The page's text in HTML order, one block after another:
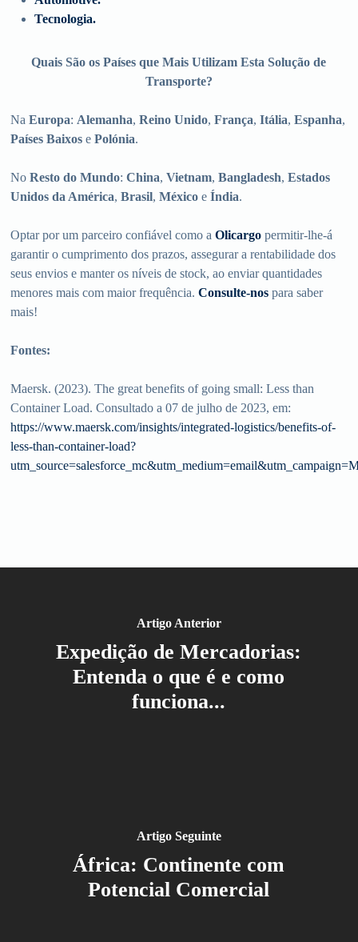
Tecnologia.
Quais São os Países que Mais Utilizam Esta Solução de
Transporte?
NaEuropa: Alemanha,Reino Unido,França, Itália, Espanha,
Países Baixos ePolónia.
NoResto do Mundo:China,Vietnam,Bangladesh,Estados
Unidos da América,Brasil,MéxicoeÍndia.
Optar por um parceiro confiável como aOlicargo permitir-lhe-á
garantir o cumprimento dos prazos, assegurar a rentabilidade dos
seus envios e manter os níveis de stock, ao enviar quantidades
menores mais com maior frequência.Consulte-nos para saber
mais!
Fontes:
Maersk. (2023). The great benefits of going small: Less than
Container Load. Consultado a 07 de julho de 2023, em:
https://www.maersk.com/insights/integrated-logistics/benefits-of-
less-than-container-load?
Artigo Anterior
Expedição de Mercadorias:
Entenda o que é e como
funciona...
Artigo Seguinte
África: Continente com
Potencial Comercial